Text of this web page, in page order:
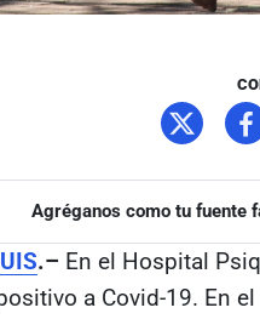
Agréganos como tu fuente
.– En el Hospital
a Covid-19. En el